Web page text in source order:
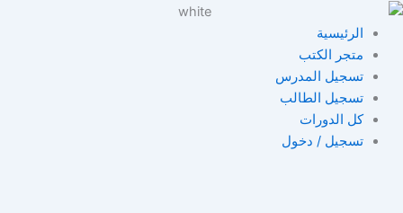
تخطي
المحتوى
الرئيسية
متجر الكتب
تسجيل المدرس
تسجيل الطالب
كل الدورات
تسجيل / دخول